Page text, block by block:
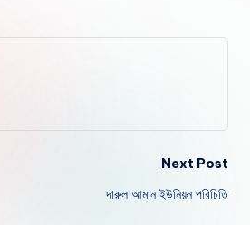
Next Post
দারুল আমান ইউনিয়ন পরিচিতি